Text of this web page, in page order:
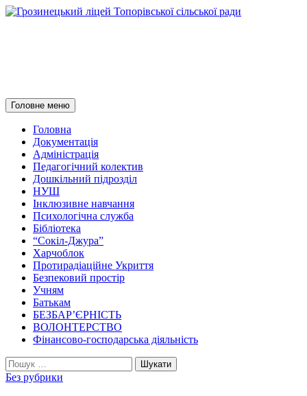
Пошук
Головне меню Перейти
до
Головна
Документація
Адміністрація
Педагогічний колектив
Дошкільний підрозділ
НУШ
Інклюзивне навчання
Психологічна служба
Бібліотека
“Сокіл-Джура”
Харчоблок
Протирадіаційне Укриття
Безпековий простір
Учням
Батькам
БЕЗБАР’ЄРНІСТЬ
ВОЛОНТЕРСТВО
Фінансово-господарська діяльність
Пошук:
Без рубрики